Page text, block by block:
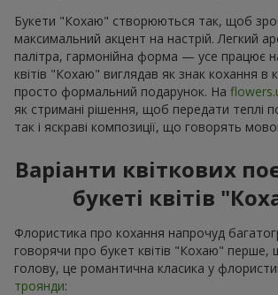
Букети "Кохаю" створюються так, щоб
максимальний акцент на настрій. Легкий
палітра, гармонійна форма — усе працює
квітів "Кохаю" виглядав як знак кохання в
просто формальний подарунок. На
як стримані рішення, щоб передати теплі
так і яскраві композиції, що говорять
Варіанти квіткових
букеті квітів
Флористика про кохання напрочуд
говорячи про букет квітів "Кохаю" перше,
голову, це романтична класика у
троянди: